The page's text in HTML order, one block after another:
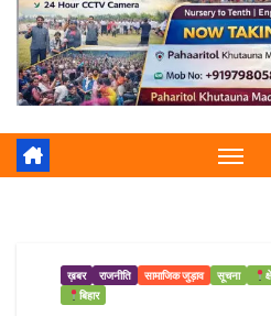
ख़बर राजनीति सामाजिक जुड़ाव सूचना
बिहार
pa
m
e